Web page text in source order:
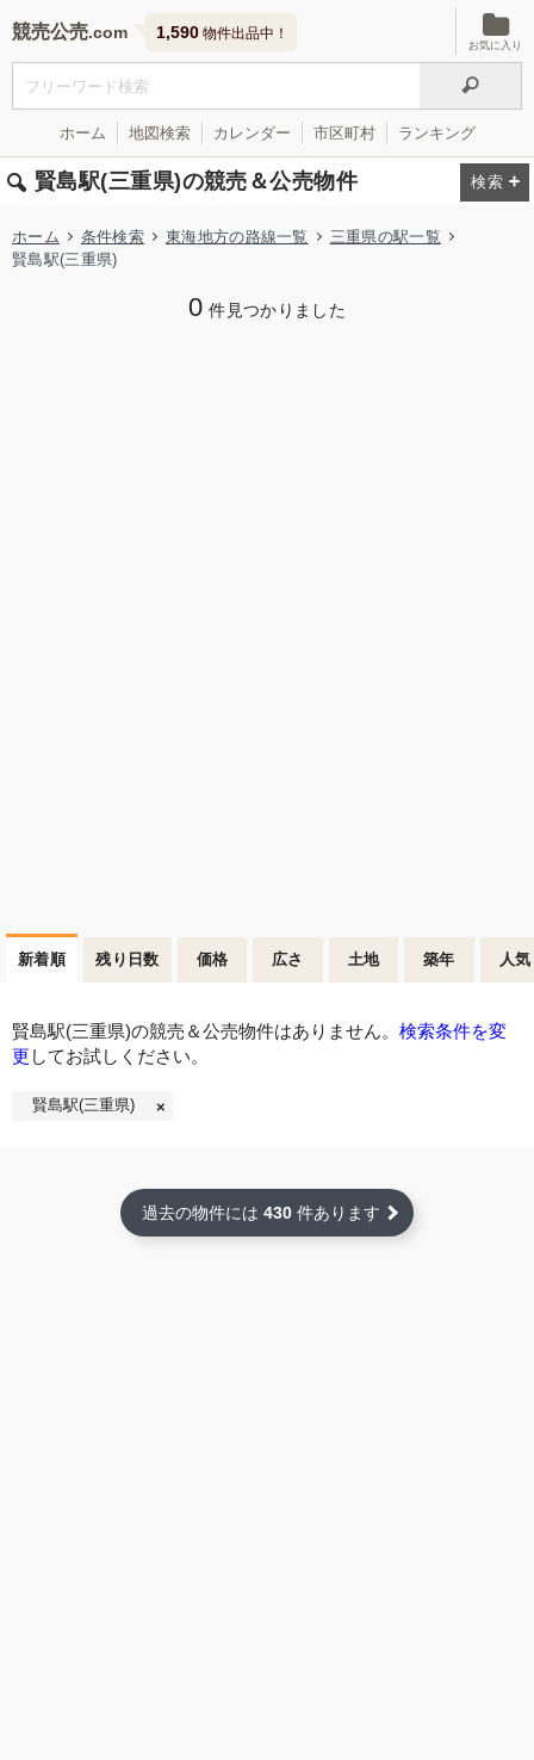
競売公売 1,590 物件出品中！
お気に入り
ホーム 地図検索 カレンダー 市区町村 ランキング
賢島駅(三重県)の競売＆公売物件
ホーム 条件検索 東海地方の路線一覧
三重県の駅一覧
賢島駅(三重県)
0 件見つかりました
新着順 残り日数 価格 広さ 土地 築年 人気
賢島駅(三重県)の競売＆公売物件はありません。 検索条件を変
更 してお試しください。
賢島駅(三重県)
過去の物件には 430 件あります